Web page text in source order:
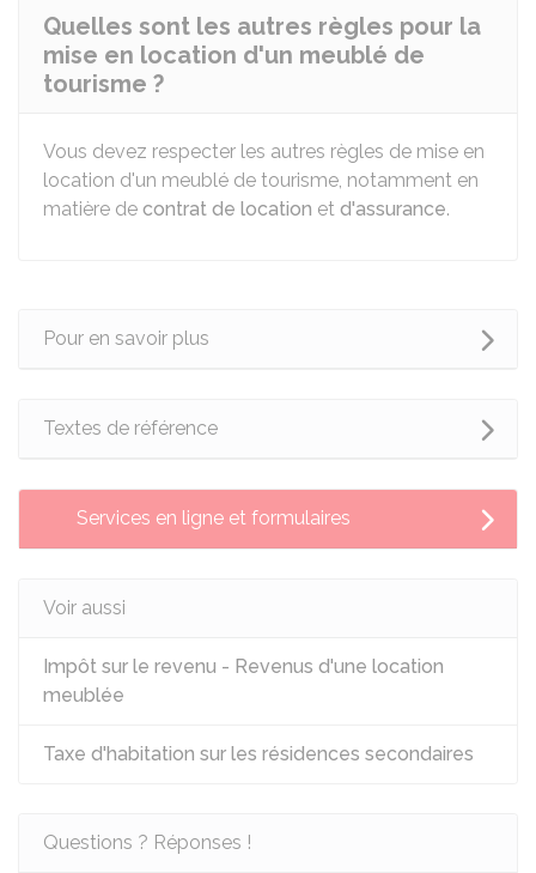
Quelles sont les autres règles pour la
mise en location d'un meublé de
tourisme ?
Vous devez respecter les autres règles de mise en
location d'un meublé de tourisme, notamment en
matière de contrat de location et d'assurance.
Pour en savoir plus
Textes de référence
Services en ligne et formulaires
Voir aussi
Impôt sur le revenu - Revenus d'une location
meublée
Taxe d'habitation sur les résidences secondaires
Questions ? Réponses !